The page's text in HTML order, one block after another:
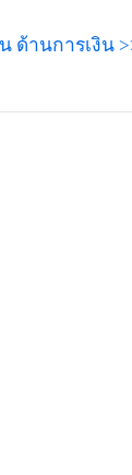
ด้านการเงิน